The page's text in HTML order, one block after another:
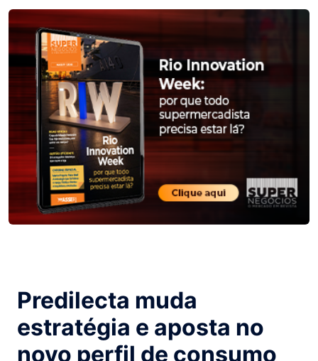
Predilecta muda
estratégia e aposta no
novo perfil de consumo